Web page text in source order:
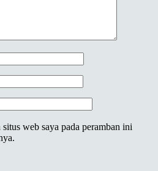
web saya pada peramban ini